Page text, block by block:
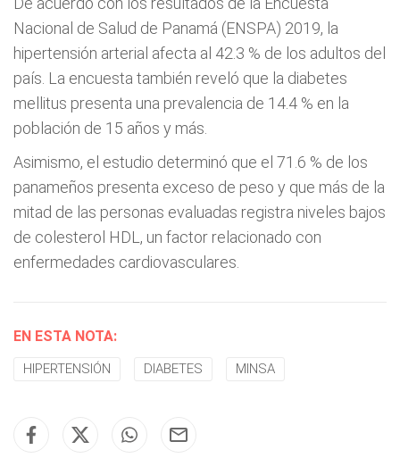
Nacional de Salud de Panamá (ENSPA) 2019, la
hipertensión arterial afecta al 42.3 % de los adultos del
país. La encuesta también reveló que la diabetes
mellitus presenta una prevalencia de 14.4 % en la
población de 15 años y más.
Asimismo, el estudio determinó que el 71.6 % de los
panameños presenta exceso de peso y que más de la
mitad de las personas evaluadas registra niveles bajos
de colesterol HDL, un factor relacionado con
enfermedades cardiovasculares.
EN ESTA NOTA:
HIPERTENSIÓN DIABETES MINSA